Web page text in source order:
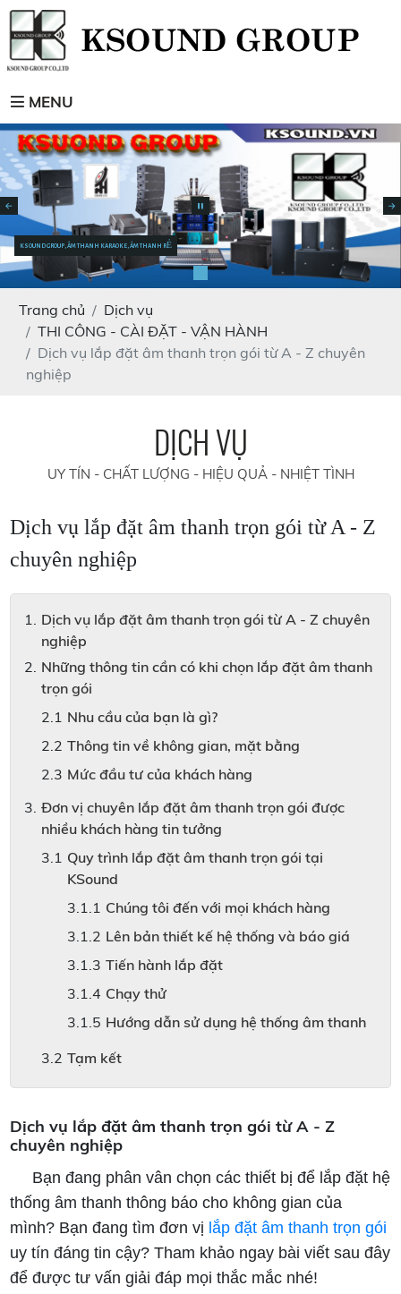
MENU
KSOUND GROUP, ÂM THANH KARAOKE, ÂM THANH RẺ
Trang chủ
Dịch vụ
THI CÔNG - CÀI ĐẶT - VẬN HÀNH
Dịch vụ lắp đặt âm thanh trọn gói từ A - Z chuyên
nghiệp
DỊCH VỤ
UY TÍN - CHẤT LƯỢNG - HIỆU QUẢ - NHIỆT TÌNH
Dịch vụ lắp đặt âm thanh trọn gói từ A - Z
chuyên nghiệp
Dịch vụ lắp đặt âm thanh trọn gói từ A - Z chuyên
nghiệp
Những thông tin cần có khi chọn lắp đặt âm thanh
trọn gói
Nhu cầu của bạn là gì?
Thông tin về không gian, mặt bằng
Mức đầu tư của khách hàng
Đơn vị chuyên lắp đặt âm thanh trọn gói được
nhiều khách hàng tin tưởng
Quy trình lắp đặt âm thanh trọn gói tại
KSound
Chúng tôi đến với mọi khách hàng
Lên bản thiết kế hệ thống và báo giá
Tiến hành lắp đặt
Chạy thử
Hướng dẫn sử dụng hệ thống âm thanh
Tạm kết
Dịch vụ lắp đặt âm thanh trọn gói từ A - Z
chuyên nghiệp
Bạn đang phân vân chọn các thiết bị để lắp đặt hệ
thống âm thanh thông báo cho không gian của
mình? Bạn đang tìm đơn vị lắp đặt âm thanh trọn gói
uy tín đáng tin cậy? Tham khảo ngay bài viết sau đây
để được tư vấn giải đáp mọi thắc mắc nhé!